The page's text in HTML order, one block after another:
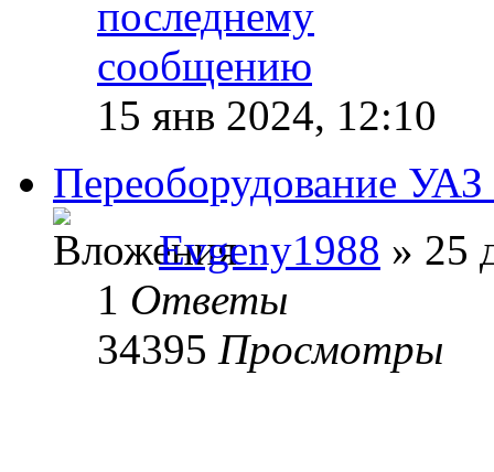
15 янв 2024, 12:10
Переоборудование
Evgeny1988 » 25
1 Ответы
34395 Просмотры